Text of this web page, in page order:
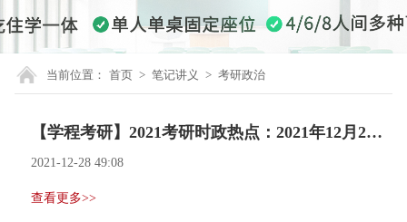
当前位置： 首页 > 笔记讲义 > 考研政治
【学程考研】2021考研时政热点：2021年12月27日
2021-12-28 49:08
查看更多>>